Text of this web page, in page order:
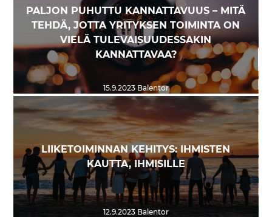
PALJON PUHUTTU KANNATTAVUUS – MITÄ
TEHDÄ, JOTTA YRITYKSEN TOIMINTA ON
VIELÄ TULEVAISUUDESSAKIN
KANNATTAVAA?
15.9.2023Balentor
LIIKETOIMINNAN KEHITYS: IHMISTEN
KAUTTA, IHMISILLE
12.9.2023Balentor